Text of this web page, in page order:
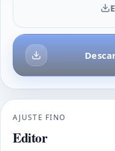
AJUSTE FINO
Editor